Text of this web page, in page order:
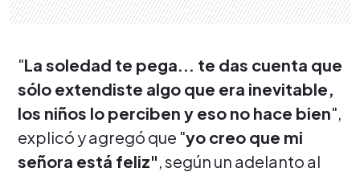
"La soledad te pega... te das cuenta que
sólo extendiste algo que era inevitable,
los niños lo perciben y eso no hace bien",
explicó y agregó que "yo creo que mi
señora está feliz", según un adelanto al